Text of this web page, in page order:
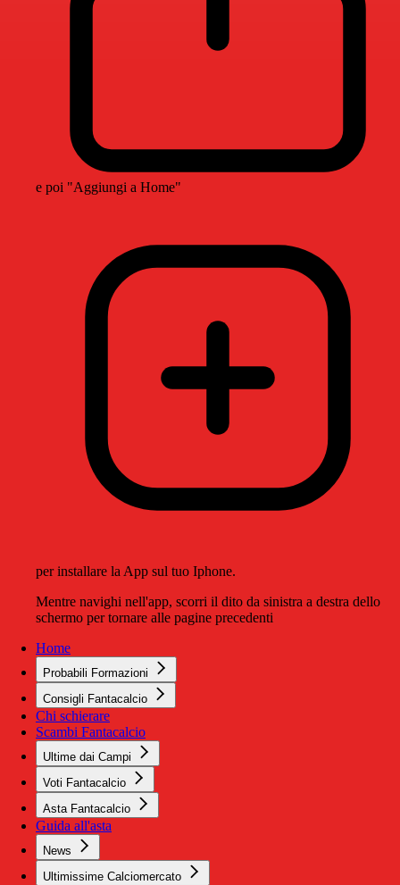
e poi "Aggiungi a Home"
per installare la App sul tuo Iphone.
Mentre navighi nell'app, scorri il dito da sinistra a destra dello
schermo per tornare alle pagine precedenti
Home
Probabili Formazioni
Consigli Fantacalcio
Chi schierare
Scambi Fantacalcio
Ultime dai Campi
Voti Fantacalcio
Asta Fantacalcio
Guida all'asta
News
Ultimissime Calciomercato